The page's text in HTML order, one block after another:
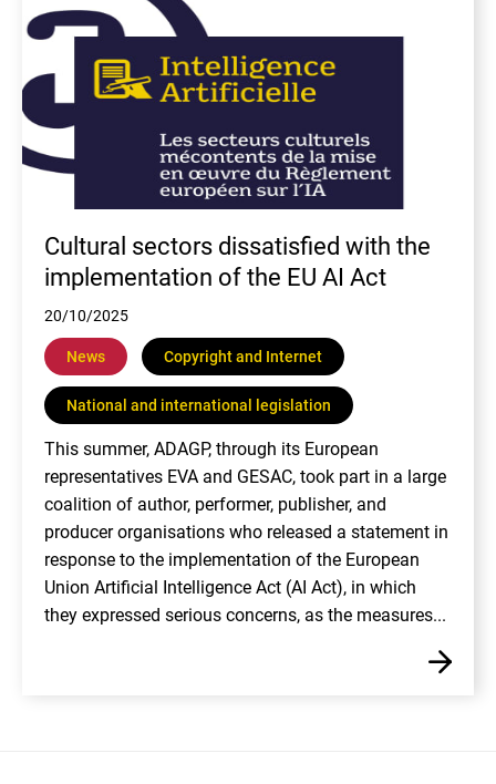
Cultural sectors dissatisfied with the
implementation of the EU AI Act
20/10/2025
News Copyright and Internet
National and international legislation
This summer, ADAGP, through its European
representatives EVA and GESAC, took part in a large
coalition of author, performer, publisher, and
producer organisations who released a statement in
response to the implementation of the European
Union Artificial Intelligence Act (AI Act), in which
they expressed serious concerns, as the measures...